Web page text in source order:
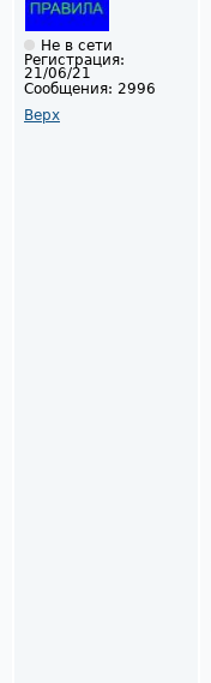
Не в сети
Регистрация:
21/06/21
Сообщения: 2996
Верх